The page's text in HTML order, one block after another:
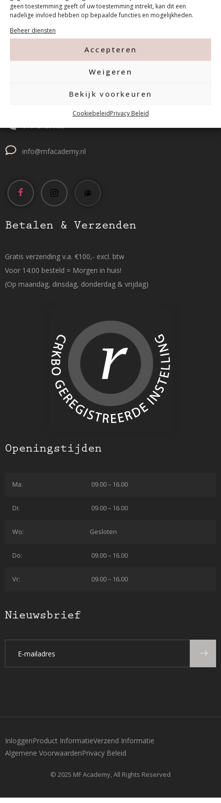
geen toestemming geeft of uw toestemming intrekt, kan dit een
nadelige invloed hebben op bepaalde functies en mogelijkheden.
Beheer diensten
Accepteren
Weigeren
Bekijk voorkeuren
CookiebeleidPrivacy Beleid
Tanthofdreef 7 2623 EW Delft
015-2120822
info@mfacademy.nl
Betalen & Verzenden
Gratis verzending v.a. €100,- excl. btw
Voor 14:00 besteld = Morgen in huis!
(Op maandag, dinsdag, donderdag & vrijdag)
Openingstijden
Ma: 09.00 – 16.00
Di: 09.00 – 16.00
Wo: Gesloten
Do: 09.00 – 16.00
Vr: 09.00 – 16.00
Nieuwsbrief
InloggenProduct InformatieVerzend Informatie
Algemene VoorwaardenPrivacy Beleid
© 2025 MF Academy, All Rights Reserved